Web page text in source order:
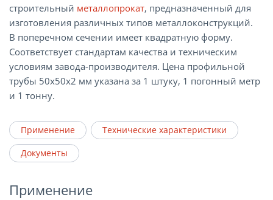
строительный металлопрокат, предназначенный для
изготовления различных типов металлоконструкций.
В поперечном сечении имеет квадратную форму.
Соответствует стандартам качества и техническим
условиям завода-производителя. Цена профильной
трубы 50х50х2 мм указана за 1 штуку, 1 погонный метр
и 1 тонну.
Применение
Технические характеристики
Документы
Применение